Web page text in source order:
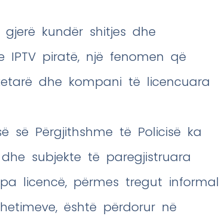
kundër shitjes dhe
IPTV piratë, një fenomen që
dhe kompani të licencuara
së Përgjithshme të Policisë ka
subjekte të paregjistruara
licencë, përmes tregut informal
është përdorur në